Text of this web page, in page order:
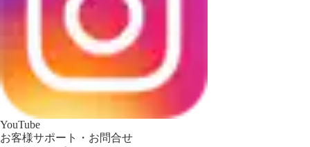
YouTube
お客様サポート・お問合せ